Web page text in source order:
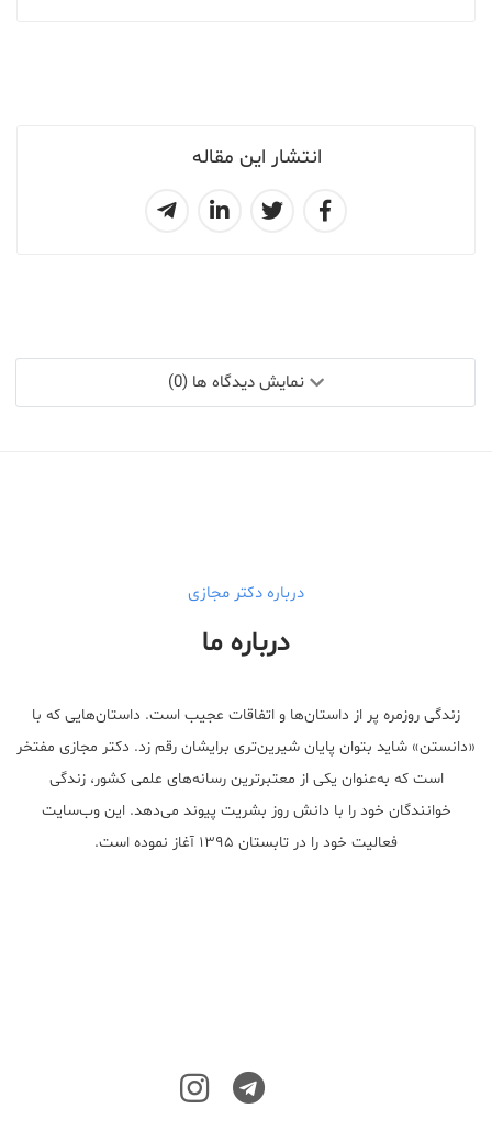
انتشار این مقاله
نمایش دیدگاه ها (0)
درباره دکتر مجازی
درباره ما
زندگی روزمره پر از داستان‌ها و اتفاقات عجیب است. داستان‌هایی که با
«دانستن» شاید بتوان پایان شیرین‌تری برایشان رقم زد. دکتر مجازی مفتخر
است که به‌عنوان یکی از معتبر‌ترین رسانه‌های علمی کشور، زندگی
خوانندگان خود را با دانش روز بشریت پیوند می‌دهد. این وب‌سایت
فعالیت خود را در تابستان ۱۳۹۵ آغاز نموده است.